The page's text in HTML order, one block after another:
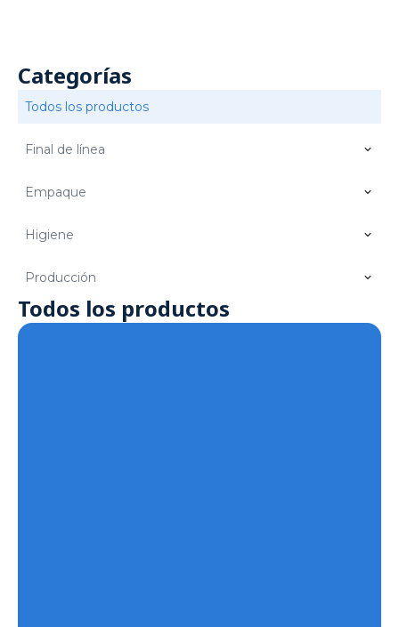
Categorías
Final de línea
Empaque
Higiene
Producción
Todos los productos
Todos los productos